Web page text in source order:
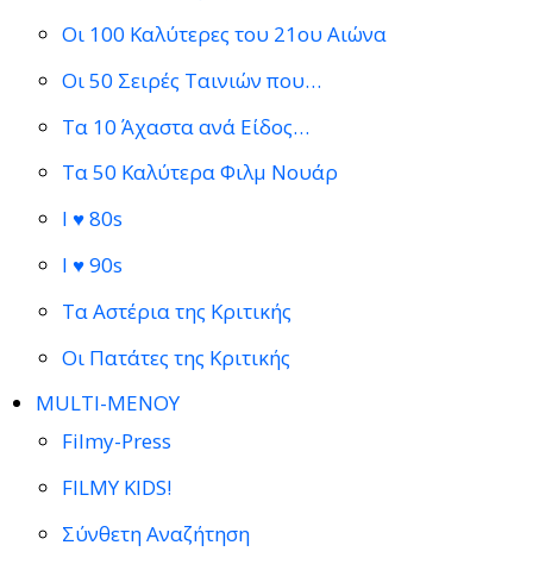
Οι 100 Καλύτερες του 21ου Αιώνα
Οι 50 Σειρές Ταινιών που…
Τα 10 Άχαστα ανά Είδος…
Τα 50 Καλύτερα Φιλμ Νουάρ
I ♥ 80s
I ♥ 90s
Τα Αστέρια της Κριτικής
Οι Πατάτες της Κριτικής
MULTI-ΜΕΝΟΥ
Filmy-Press
FILMY KIDS!
Σύνθετη Αναζήτηση